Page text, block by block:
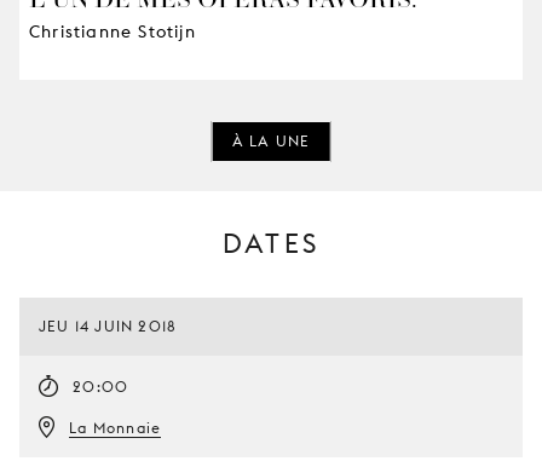
Christianne Stotijn
À LA UNE
DATES
JEU 14 JUIN 2018
20:00
La Monnaie